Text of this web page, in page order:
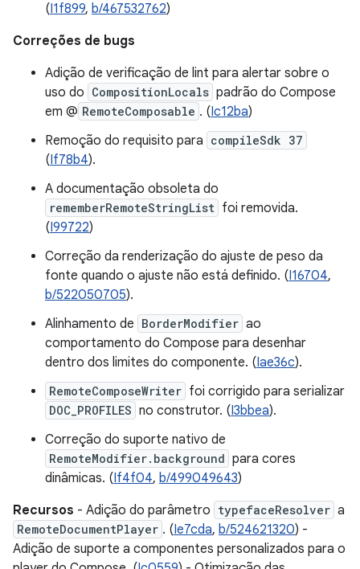
(I1f899, b/467532762)
Correções de bugs
Adição de verificação de lint para alertar sobre o
uso do CompositionLocals padrão do Compose
em @ RemoteComposable . (Ic12ba)
Remoção do requisito para compileSdk 37
(If78b4).
A documentação obsoleta do
rememberRemoteStringList foi removida.
(I99722)
Correção da renderização do ajuste de peso da
fonte quando o ajuste não está definido. (I16704,
b/522050705).
Alinhamento de BorderModifier ao
comportamento do Compose para desenhar
dentro dos limites do componente. (Iae36c).
RemoteComposeWriter foi corrigido para serializar
DOC_PROFILES no construtor. (I3bbea).
Correção do suporte nativo de
RemoteModifier.background para cores
dinâmicas. (If4f04, b/499049643)
Recursos - Adição do parâmetro typefaceResolver a
RemoteDocumentPlayer . (Ie7cda, b/524621320) -
Adição de suporte a componentes personalizados para o